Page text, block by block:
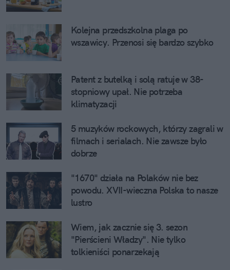
Kolejna przedszkolna plaga po
wszawicy. Przenosi się bardzo szybko
Patent z butelką i solą ratuje w 38-
stopniowy upał. Nie potrzeba
klimatyzacji
5 muzyków rockowych, którzy zagrali w
filmach i serialach. Nie zawsze było
dobrze
"1670" działa na Polaków nie bez
powodu. XVII-wieczna Polska to nasze
lustro
Wiem, jak zacznie się 3. sezon
"Pierścieni Władzy". Nie tylko
tolkieniści ponarzekają